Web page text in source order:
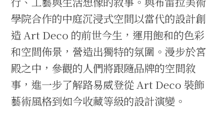
學院合作的中庭沉浸式空間以當代的設計創
造 Art Deco 的前世今生，運用飽和的色彩
和空間佈景，營造出獨特的氛圍。漫步於宮
殿之中，參觀的人們將跟隨品牌的空間敘
事，進一步了解路易威登從 Art Deco 裝飾
藝術風格到如今收藏等級的設計演變。